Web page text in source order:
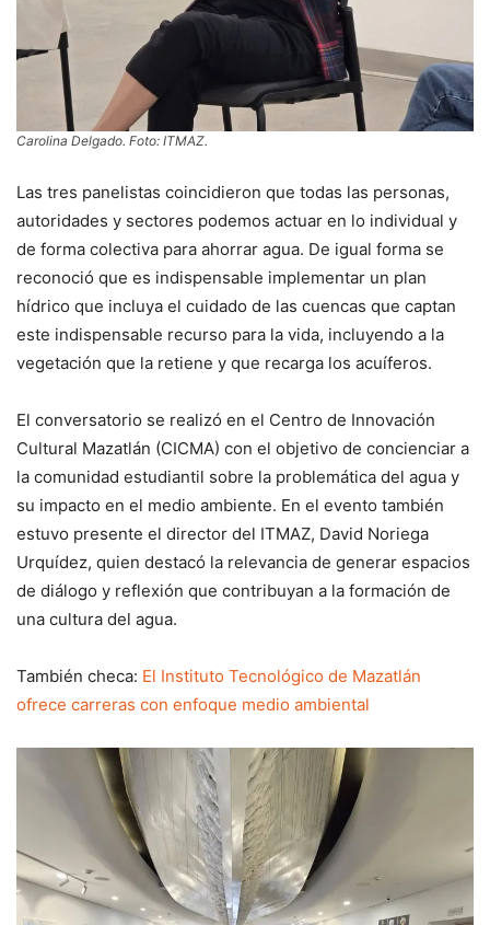
Carolina Delgado. Foto: ITMAZ.
Las tres panelistas coincidieron que todas las personas,
autoridades y sectores podemos actuar en lo individual y
de forma colectiva para ahorrar agua. De igual forma se
reconoció que es indispensable implementar un plan
hídrico que incluya el cuidado de las cuencas que captan
este indispensable recurso para la vida, incluyendo a la
vegetación que la retiene y que recarga los acuíferos.
El conversatorio se realizó en el Centro de Innovación
Cultural Mazatlán (CICMA) con el objetivo de concienciar a
la comunidad estudiantil sobre la problemática del agua y
su impacto en el medio ambiente. En el evento también
estuvo presente el director del ITMAZ, David Noriega
Urquídez, quien destacó la relevancia de generar espacios
de diálogo y reflexión que contribuyan a la formación de
una cultura del agua.
También checa: El Instituto Tecnológico de Mazatlán
ofrece carreras con enfoque medio ambiental